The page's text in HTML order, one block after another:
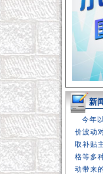
新
今年
价波动
取补贴
格等多
动带来